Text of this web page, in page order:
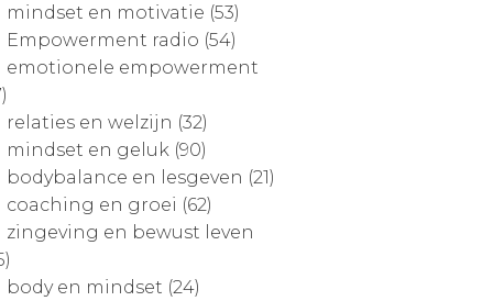
mindset en motivatie (53)
Empowerment radio (54)
emotionele empowerment
relaties en welzijn (32)
mindset en geluk (90)
bodybalance en lesgeven (21)
coaching en groei (62)
zingeving en bewust leven
body en mindset (24)